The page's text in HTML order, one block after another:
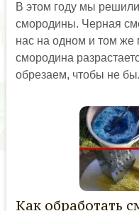
В этом году мы
смородины. Черная
нас на одном и том же
смородина
обрезаем, чтобы не
Как обработать